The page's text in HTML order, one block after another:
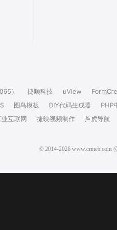
） 捷顺科技 uView
图鸟模板 DIY代码生成器
PHP
业互联网 捷映视频制作 芦虎导航
© 2014-2026